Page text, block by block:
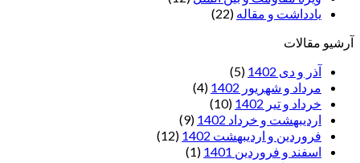
یادداشت‌ و مقاله (22)
آرشیو مقالات
آذر و دی 1402
(5)
مرداد و شهریور 1402
(4)
خرداد و تیر 1402
(10)
اردیبهشت و خرداد 1402
(9)
فروردین و اردیبهشت 1402
(12)
اسفند و فروردین 1401
(1)